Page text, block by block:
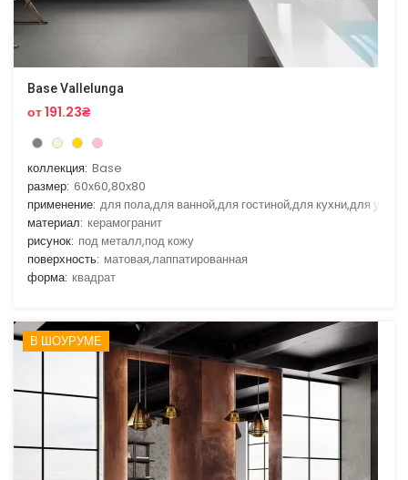
Base Vallelunga
от 191.23₴
коллекция: Base
размер: 60x60,80x80
применение: для пола,для ванной,для гостиной,для кухни,для улицы
материал: керамогранит
рисунок: под металл,под кожу
поверхность: матовая,лаппатированная
форма: квадрат
В ШОУРУМЕ